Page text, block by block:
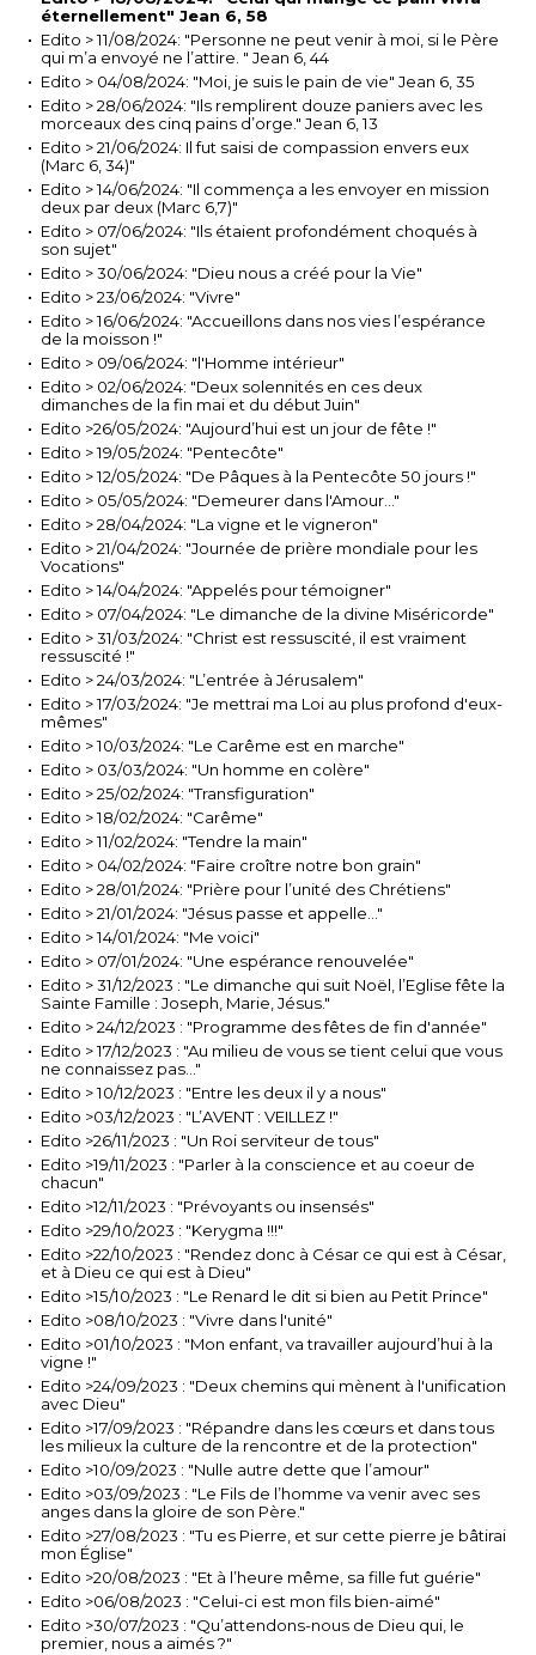
éternellement" Jean 6, 58
Edito > 11/08/2024: "Personne ne peut venir à moi, si le Père
qui m’a envoyé ne l’attire. " Jean 6, 44
Edito > 04/08/2024: "Moi, je suis le pain de vie" Jean 6, 35
Edito > 28/06/2024: "Ils remplirent douze paniers avec les
morceaux des cinq pains d’orge." Jean 6, 13
Edito > 21/06/2024: Il fut saisi de compassion envers eux
(Marc 6, 34)"
Edito > 14/06/2024: "Il commença a les envoyer en mission
deux par deux (Marc 6,7)"
Edito > 07/06/2024: "Ils étaient profondément choqués à
son sujet"
Edito > 30/06/2024: "Dieu nous a créé pour la Vie"
Edito > 23/06/2024: "Vivre"
Edito > 16/06/2024: "Accueillons dans nos vies l’espérance
de la moisson !"
Edito > 09/06/2024: "l'Homme intérieur"
Edito > 02/06/2024: "Deux solennités en ces deux
dimanches de la fin mai et du début Juin"
Edito >26/05/2024: "Aujourd’hui est un jour de fête !"
Edito > 19/05/2024: "Pentecôte"
Edito > 12/05/2024: "De Pâques à la Pentecôte 50 jours !"
Edito > 05/05/2024: "Demeurer dans l'Amour..."
Edito > 28/04/2024: "La vigne et le vigneron"
Edito > 21/04/2024: "Journée de prière mondiale pour les
Vocations"
Edito > 14/04/2024: "Appelés pour témoigner"
Edito > 07/04/2024: "Le dimanche de la divine Miséricorde"
Edito > 31/03/2024: "Christ est ressuscité, il est vraiment
ressuscité !"
Edito > 24/03/2024: "L’entrée à Jérusalem"
Edito > 17/03/2024: "Je mettrai ma Loi au plus profond d'eux-
mêmes"
Edito > 10/03/2024: "Le Carême est en marche"
Edito > 03/03/2024: "Un homme en colère"
Edito > 25/02/2024: "Transfiguration"
Edito > 18/02/2024: "Carême"
Edito > 11/02/2024: "Tendre la main"
Edito > 04/02/2024: "Faire croître notre bon grain"
Edito > 28/01/2024: "Prière pour l’unité des Chrétiens"
Edito > 21/01/2024: "Jésus passe et appelle…"
Edito > 14/01/2024: "Me voici"
Edito > 07/01/2024: "Une espérance renouvelée"
Edito > 31/12/2023 : "Le dimanche qui suit Noël, l’Eglise fête la
Sainte Famille : Joseph, Marie, Jésus."
Edito > 24/12/2023 : "Programme des fêtes de fin d'année"
Edito > 17/12/2023 : "Au milieu de vous se tient celui que vous
ne connaissez pas…"
Edito > 10/12/2023 : "Entre les deux il y a nous"
Edito >03/12/2023 : "L’AVENT : VEILLEZ !"
Edito >26/11/2023 : "Un Roi serviteur de tous"
Edito >19/11/2023 : "Parler à la conscience et au coeur de
chacun"
Edito >12/11/2023 : "Prévoyants ou insensés"
Edito >29/10/2023 : "Kerygma !!!"
Edito >22/10/2023 : "Rendez donc à César ce qui est à César,
et à Dieu ce qui est à Dieu"
Edito >15/10/2023 : "Le Renard le dit si bien au Petit Prince"
Edito >08/10/2023 : "Vivre dans l'unité"
Edito >01/10/2023 : "Mon enfant, va travailler aujourd’hui à la
vigne !"
Edito >24/09/2023 : "Deux chemins qui mènent à l'unification
avec Dieu"
Edito >17/09/2023 : "Répandre dans les cœurs et dans tous
les milieux la culture de la rencontre et de la protection"
Edito >10/09/2023 : "Nulle autre dette que l’amour"
Edito >03/09/2023 : "Le Fils de l’homme va venir avec ses
anges dans la gloire de son Père."
Edito >27/08/2023 : "Tu es Pierre, et sur cette pierre je bâtirai
mon Église"
Edito >20/08/2023 : "Et à l’heure même, sa fille fut guérie"
Edito >06/08/2023 : "Celui-ci est mon fils bien-aimé"
Edito >30/07/2023 : "Qu’attendons-nous de Dieu qui, le
premier, nous a aimés ?"